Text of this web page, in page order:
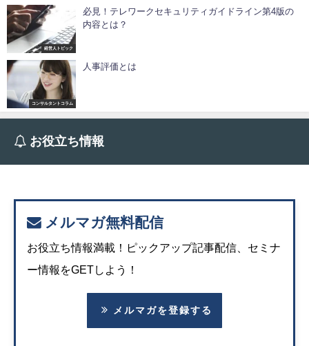
経営人トピック
必見！テレワークセキュリティガイドライン第4版の
内容とは？
コンサルタントコラム
人事評価とは
お役立ち情報
メルマガ無料配信
お役立ち情報満載！ピックアップ記事配信、セミナ
ー情報をGETしよう！
メルマガを登録する